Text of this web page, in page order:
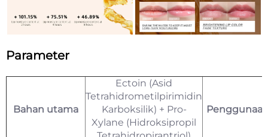
Parameter
Bahan utama
Ectoin (Asid
Tetrahidrometilpirimidin
Karboksilik) + Pro-
Xylane (Hidroksipropil